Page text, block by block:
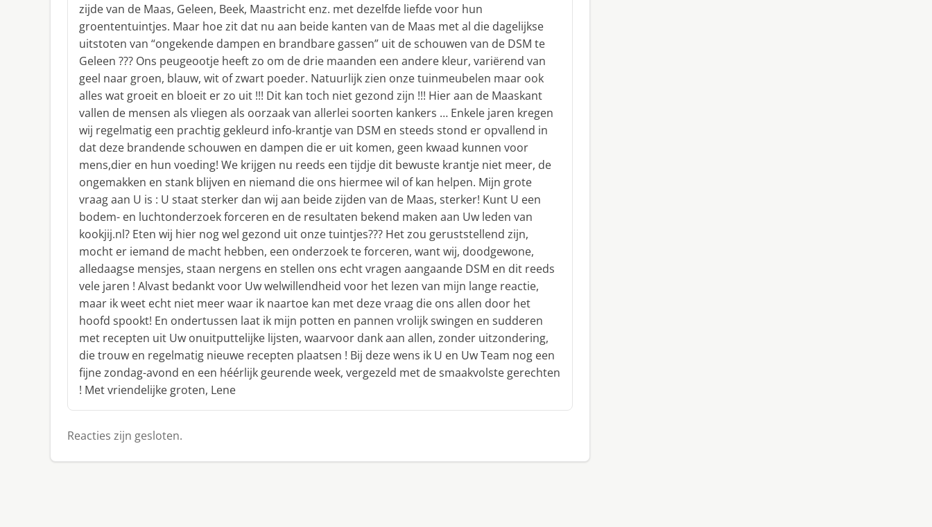
zijde van de Maas, Geleen, Beek, Maastricht enz. met dezelfde liefde voor hun
groententuintjes. Maar hoe zit dat nu aan beide kanten van de Maas met al die dagelijkse
uitstoten van “ongekende dampen en brandbare gassen” uit de schouwen van de DSM te
Geleen ??? Ons peugeootje heeft zo om de drie maanden een andere kleur, variërend van
geel naar groen, blauw, wit of zwart poeder. Natuurlijk zien onze tuinmeubelen maar ook
alles wat groeit en bloeit er zo uit !!! Dit kan toch niet gezond zijn !!! Hier aan de Maaskant
vallen de mensen als vliegen als oorzaak van allerlei soorten kankers … Enkele jaren kregen
wij regelmatig een prachtig gekleurd info-krantje van DSM en steeds stond er opvallend in
dat deze brandende schouwen en dampen die er uit komen, geen kwaad kunnen voor
mens,dier en hun voeding! We krijgen nu reeds een tijdje dit bewuste krantje niet meer, de
ongemakken en stank blijven en niemand die ons hiermee wil of kan helpen. Mijn grote
vraag aan U is : U staat sterker dan wij aan beide zijden van de Maas, sterker! Kunt U een
bodem- en luchtonderzoek forceren en de resultaten bekend maken aan Uw leden van
kookjij.nl? Eten wij hier nog wel gezond uit onze tuintjes??? Het zou geruststellend zijn,
mocht er iemand de macht hebben, een onderzoek te forceren, want wij, doodgewone,
alledaagse mensjes, staan nergens en stellen ons echt vragen aangaande DSM en dit reeds
vele jaren ! Alvast bedankt voor Uw welwillendheid voor het lezen van mijn lange reactie,
maar ik weet echt niet meer waar ik naartoe kan met deze vraag die ons allen door het
hoofd spookt! En ondertussen laat ik mijn potten en pannen vrolijk swingen en sudderen
met recepten uit Uw onuitputtelijke lijsten, waarvoor dank aan allen, zonder uitzondering,
die trouw en regelmatig nieuwe recepten plaatsen ! Bij deze wens ik U en Uw Team nog een
fijne zondag-avond en een héérlijk geurende week, vergezeld met de smaakvolste gerechten
! Met vriendelijke groten, Lene
Reacties zijn gesloten.